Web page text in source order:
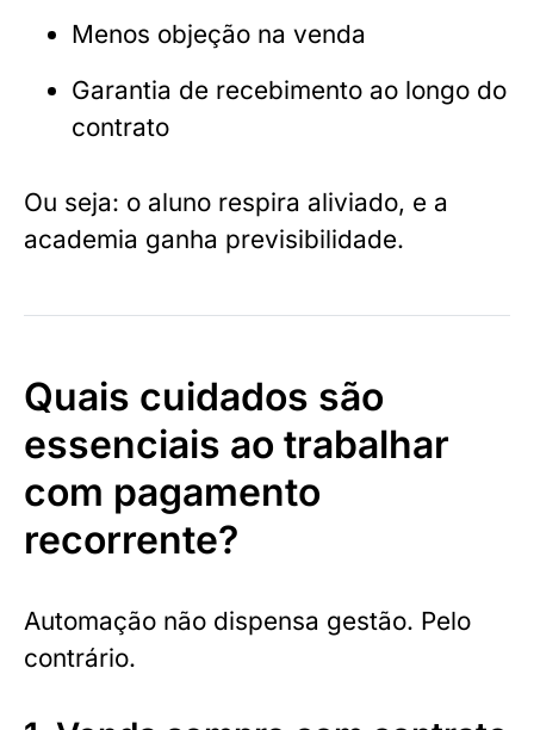
Menos objeção na venda
Garantia de recebimento ao longo do
contrato
Ou seja: o aluno respira aliviado, e a
academia ganha previsibilidade.
Quais cuidados são
essenciais ao trabalhar
com pagamento
recorrente?
Automação não dispensa gestão. Pelo
contrário.